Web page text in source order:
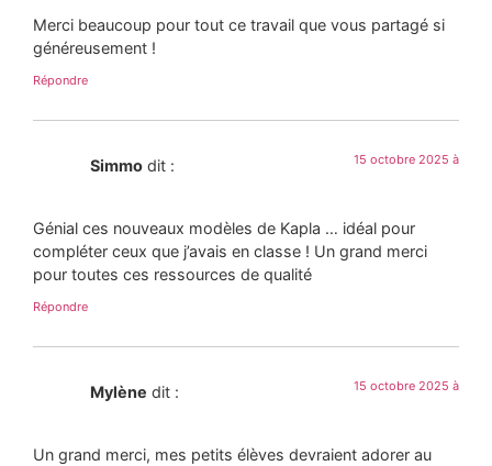
Merci beaucoup pour tout ce travail que vous partagé si
généreusement !
Répondre
Simmo dit : 15 octobre 2025 à
Génial ces nouveaux modèles de Kapla … idéal pour
compléter ceux que j’avais en classe ! Un grand merci
pour toutes ces ressources de qualité
Répondre
Mylène dit : 15 octobre 2025 à
Un grand merci, mes petits élèves devraient adorer au